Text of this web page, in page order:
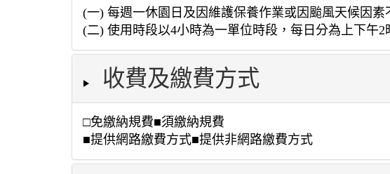
(一) 每週一休園日及因維護保養作業或因颱風天候因
(二) 使用時段以4小時為一單位時段，每日分為上下午
收費及繳費方式
□免繳納規費■須繳納規費
■提供網路繳費方式■提供非網路繳費方式